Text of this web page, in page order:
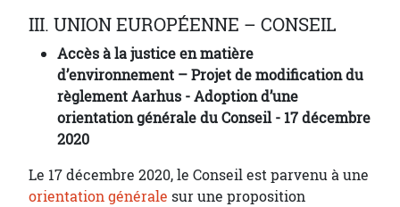
III. UNION EUROPÉENNE – CONSEIL
Accès à la justice en matière
d’environnement – Projet de modification du
règlement Aarhus - Adoption d’une
orientation générale du Conseil - 17 décembre
2020
Le 17 décembre 2020, le Conseil est parvenu à une
orientation générale sur une proposition